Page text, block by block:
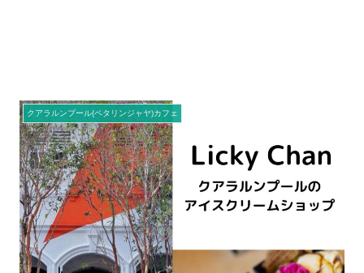
クアラルンプール(ペタリンジャヤ)カフェ